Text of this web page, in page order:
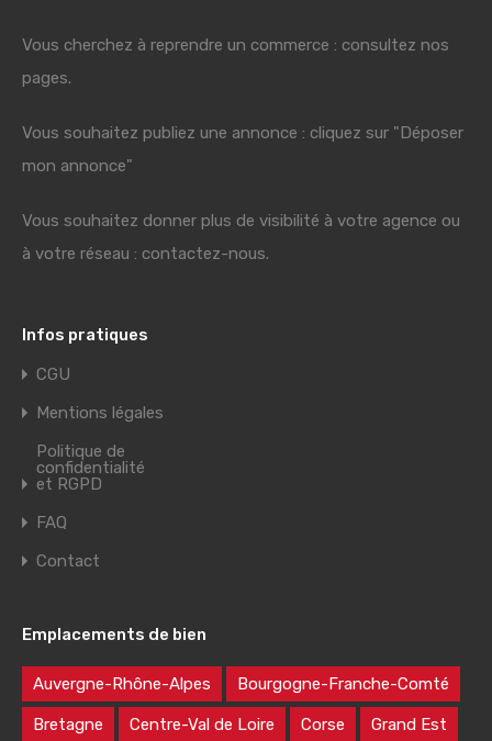
Vous cherchez à reprendre un commerce : consultez nos
pages.
Vous souhaitez publiez une annonce : cliquez sur "Déposer
mon annonce"
Vous souhaitez donner plus de visibilité à votre agence ou
à votre réseau : contactez-nous.
Infos pratiques
CGU
Mentions légales
Politique de
confidentialité
et RGPD
FAQ
Contact
Emplacements de bien
Auvergne-Rhône-Alpes Bourgogne-Franche-Comté
Bretagne Centre-Val de Loire Corse Grand Est